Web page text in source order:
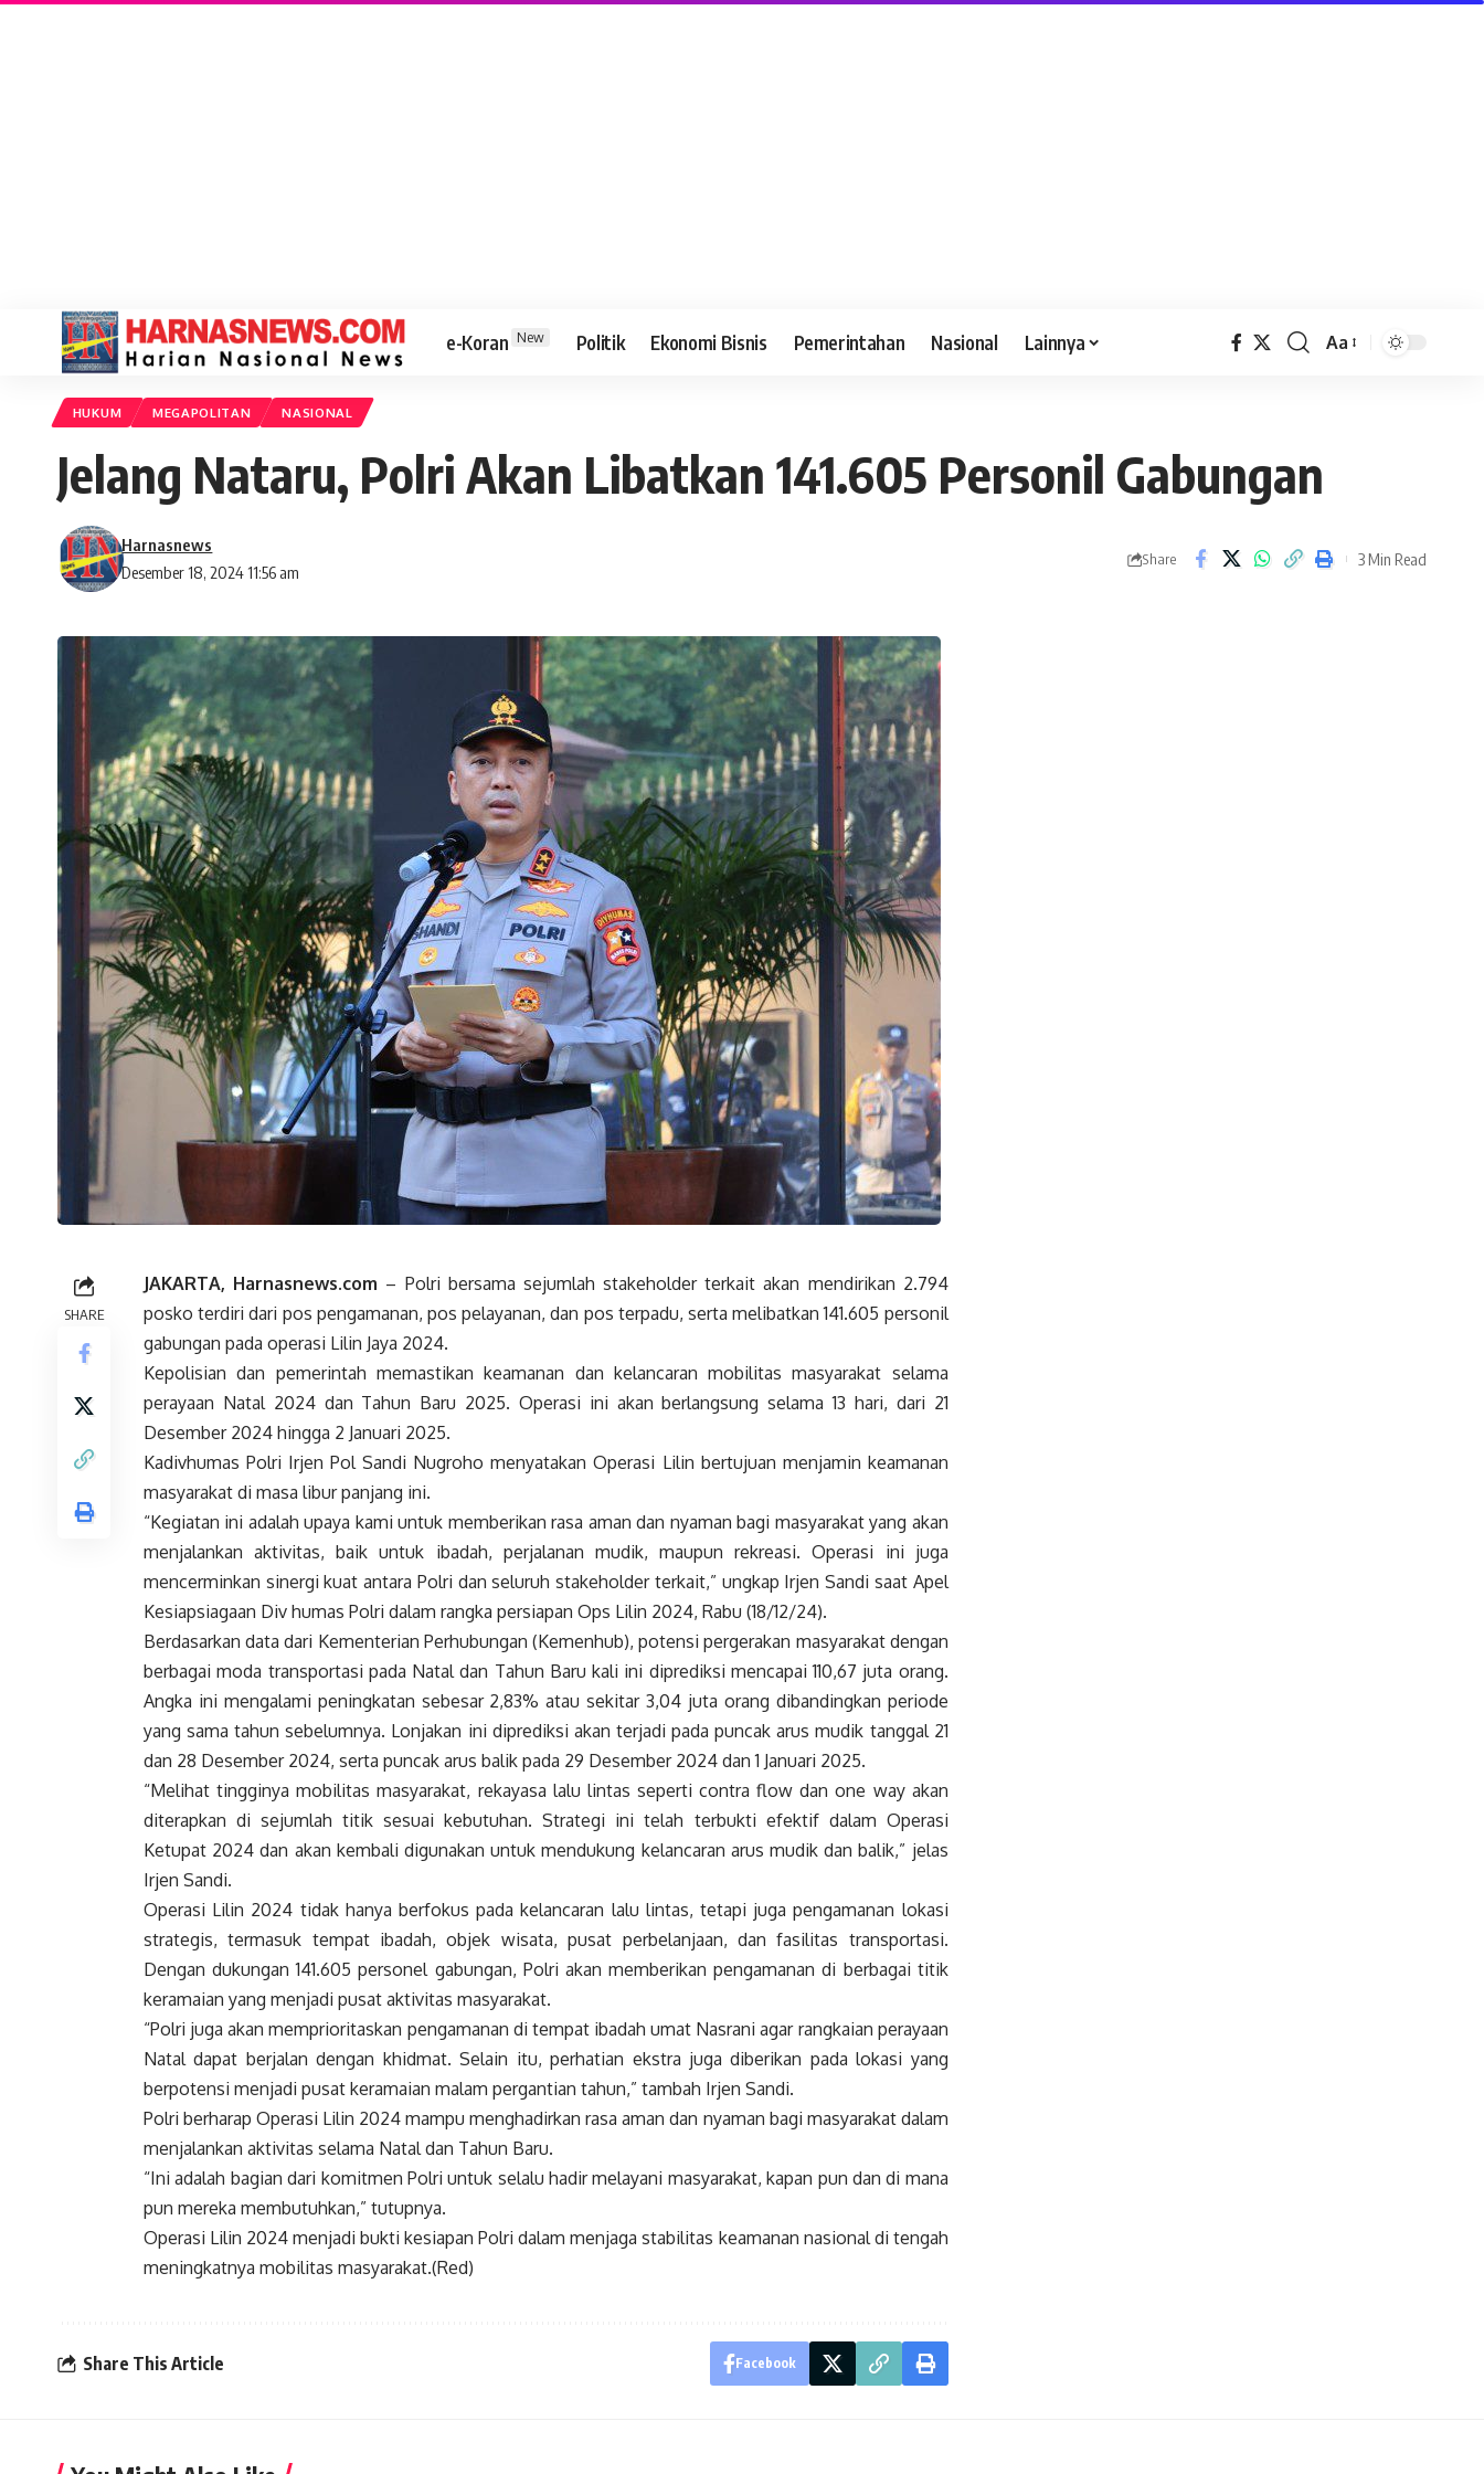
e-Koran New Politik Ekonomi Bisnis Pemerintahan Nasional Lainnya Aa
HUKUM MEGAPOLITAN NASIONAL
Jelang Nataru, Polri Akan Libatkan 141.605 Personil Gabungan
Desember 18, 2024 11:56 am
Harnasnews
Share 3 Min Read
SHARE
JAKARTA, Harnasnews.com – Polri bersama sejumlah stakeholder terkait akan mendirikan 2.794
posko terdiri dari pos pengamanan, pos pelayanan, dan pos terpadu, serta melibatkan 141.605 personil
gabungan pada operasi Lilin Jaya 2024.
Kepolisian dan pemerintah memastikan keamanan dan kelancaran mobilitas masyarakat selama
perayaan Natal 2024 dan Tahun Baru 2025. Operasi ini akan berlangsung selama 13 hari, dari 21
Desember 2024 hingga 2 Januari 2025.
Kadivhumas Polri Irjen Pol Sandi Nugroho menyatakan Operasi Lilin bertujuan menjamin keamanan
masyarakat di masa libur panjang ini.
“Kegiatan ini adalah upaya kami untuk memberikan rasa aman dan nyaman bagi masyarakat yang akan
menjalankan aktivitas, baik untuk ibadah, perjalanan mudik, maupun rekreasi. Operasi ini juga
mencerminkan sinergi kuat antara Polri dan seluruh stakeholder terkait,” ungkap Irjen Sandi saat Apel
Kesiapsiagaan Div humas Polri dalam rangka persiapan Ops Lilin 2024, Rabu (18/12/24).
Berdasarkan data dari Kementerian Perhubungan (Kemenhub), potensi pergerakan masyarakat dengan
berbagai moda transportasi pada Natal dan Tahun Baru kali ini diprediksi mencapai 110,67 juta orang.
Angka ini mengalami peningkatan sebesar 2,83% atau sekitar 3,04 juta orang dibandingkan periode
yang sama tahun sebelumnya. Lonjakan ini diprediksi akan terjadi pada puncak arus mudik tanggal 21
dan 28 Desember 2024, serta puncak arus balik pada 29 Desember 2024 dan 1 Januari 2025.
“Melihat tingginya mobilitas masyarakat, rekayasa lalu lintas seperti contra flow dan one way akan
diterapkan di sejumlah titik sesuai kebutuhan. Strategi ini telah terbukti efektif dalam Operasi
Ketupat 2024 dan akan kembali digunakan untuk mendukung kelancaran arus mudik dan balik,” jelas
Irjen Sandi.
Operasi Lilin 2024 tidak hanya berfokus pada kelancaran lalu lintas, tetapi juga pengamanan lokasi
strategis, termasuk tempat ibadah, objek wisata, pusat perbelanjaan, dan fasilitas transportasi.
Dengan dukungan 141.605 personel gabungan, Polri akan memberikan pengamanan di berbagai titik
keramaian yang menjadi pusat aktivitas masyarakat.
“Polri juga akan memprioritaskan pengamanan di tempat ibadah umat Nasrani agar rangkaian perayaan
Natal dapat berjalan dengan khidmat. Selain itu, perhatian ekstra juga diberikan pada lokasi yang
berpotensi menjadi pusat keramaian malam pergantian tahun,” tambah Irjen Sandi.
Polri berharap Operasi Lilin 2024 mampu menghadirkan rasa aman dan nyaman bagi masyarakat dalam
menjalankan aktivitas selama Natal dan Tahun Baru.
“Ini adalah bagian dari komitmen Polri untuk selalu hadir melayani masyarakat, kapan pun dan di mana
pun mereka membutuhkan,” tutupnya.
Operasi Lilin 2024 menjadi bukti kesiapan Polri dalam menjaga stabilitas keamanan nasional di tengah
meningkatnya mobilitas masyarakat.(Red)
Share This Article Facebook